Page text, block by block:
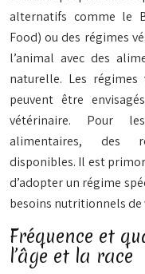
alternatifs comme le
Food) ou des régimes
l’animal avec des
naturelle. Les régimes
peuvent être
vétérinaire. Pour
alimentaires, des
disponibles. Il est
d’adopter un régime
besoins nutritionnels
Fréquence et
l’âge et la race